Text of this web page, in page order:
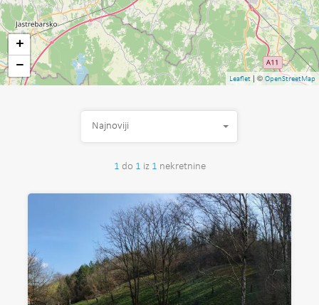
+
−
Leaflet | © OpenStreetMap
1 do 1 iz 1 nekretnine
Najnoviji